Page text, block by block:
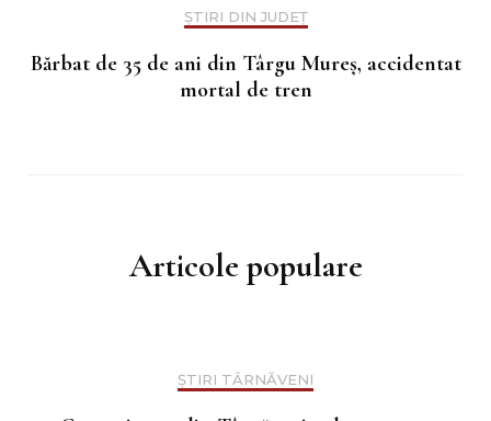
ȘTIRI DIN JUDEȚ
Bărbat de 35 de ani din Târgu Mureș, accidentat
mortal de tren
Articole populare
ȘTIRI TÂRNĂVENI